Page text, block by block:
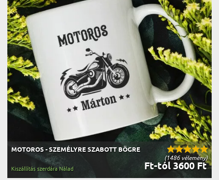
(1486 vélemény)
MOTOROS - SZEMÉLYRE SZABOTT BÖGRE
Ft-tól 3600 Ft
Kiszállítás szerdára Nálad